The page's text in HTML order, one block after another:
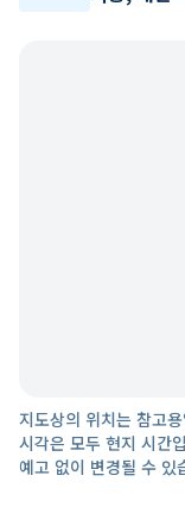
지도상의 위치는 참고
시각은 모두 현지 시간
예고 없이 변경될 수 있